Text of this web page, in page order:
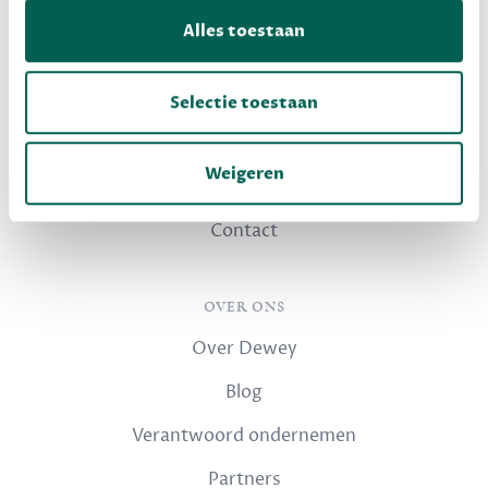
Alles toestaan
Selectie toestaan
Weigeren
Dewey Plus
Dewey Premium
KLANTENSERVICE
Veelgestelde vragen
Contact
OVER ONS
Over Dewey
Blog
Verantwoord ondernemen
Partners